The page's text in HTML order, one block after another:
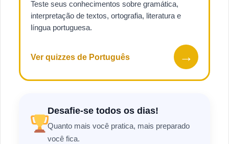
Teste seus conhecimentos sobre gramática,
interpretação de textos, ortografia, literatura e
língua portuguesa.
Ver quizzes de Português →
Desafie-se todos os dias!
Quanto mais você pratica, mais preparado
você fica.